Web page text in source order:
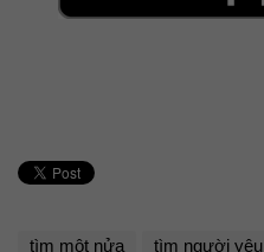
tìm một nửa tìm người yêu